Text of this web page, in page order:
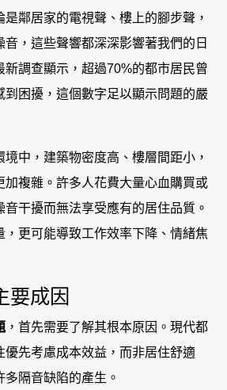
鄰居家的電視聲、樓上的腳步聲，
，這些聲響都深深影響著我們的日
新調查顯示，超過70%的都市居民曾
到困擾，這個數字足以顯示問題的嚴
中，建築物密度高、樓層間距小，
加複雜。許多人花費大量心血購買或
干擾而無法享受應有的居住品質。
，更可能導致工作效率下降、情緒焦
要成因
，首先需要了解其根本原因。現代都
優先考慮成本效益，而非居住舒適
隔音缺陷的產生。